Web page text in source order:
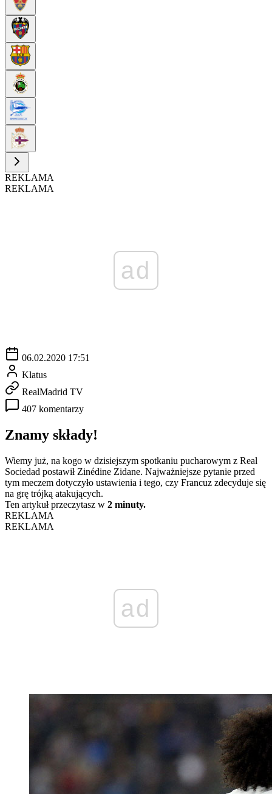
REKLAMA
REKLAMA
ad
06.02.2020 17:51
Klatus
RealMadrid TV
407 komentarzy
Znamy składy!
Wiemy już, na kogo w dzisiejszym spotkaniu pucharowym z Real
Sociedad postawił Zinédine Zidane. Najważniejsze pytanie przed
tym meczem dotyczyło ustawienia i tego, czy Francuz zdecyduje się
na grę trójką atakujących.
Ten artykuł przeczytasz w 2 minuty.
REKLAMA
REKLAMA
ad